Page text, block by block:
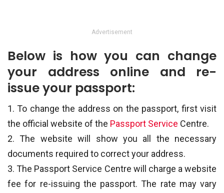
Advertisement
Below is how you can change
your address online and re-
issue your passport:
1. To change the address on the passport, first visit
the official website of the Passport Service Centre.
2. The website will show you all the necessary
documents required to correct your address.
3. The Passport Service Centre will charge a website
fee for re-issuing the passport. The rate may vary